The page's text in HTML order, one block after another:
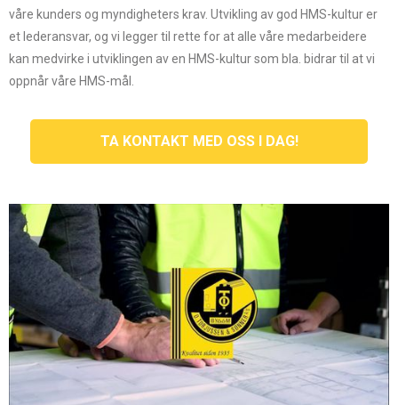
våre kunders og myndigheters krav. Utvikling av god HMS-kultur er
et lederansvar, og vi legger til rette for at alle våre medarbeidere
kan medvirke i utviklingen av en HMS-kultur som bla. bidrar til at vi
oppnår våre HMS-mål.
TA KONTAKT MED OSS I DAG!